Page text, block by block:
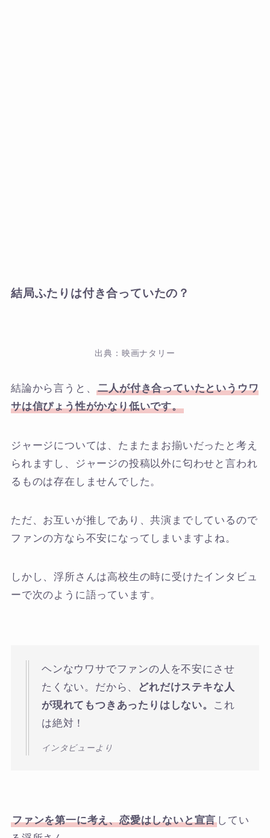
結局ふたりは付き合っていたの？
出典：映画ナタリー
結論から言うと、二人が付き合っていたというウワ
サは信ぴょう性がかなり低いです。
ジャージについては、たまたまお揃いだったと考え
られますし、ジャージの投稿以外に匂わせと言われ
るものは存在しませんでした。
ただ、お互いが推しであり、共演までしているので
ファンの方なら不安になってしまいますよね。
しかし、浮所さんは高校生の時に受けたインタビュ
ーで次のように語っています。
ヘンなウワサでファンの人を不安にさせ
たくない。だから、 どれだけステキな人
が現れてもつきあったりはしない。
これ
は絶対！
インタビューより
ファンを第一に考え、恋愛はしないと宣言 してい